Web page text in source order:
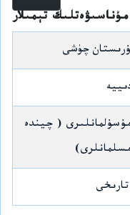
مۇناسىۋەتلىك تېمىلار
چۈشى
( چيندە